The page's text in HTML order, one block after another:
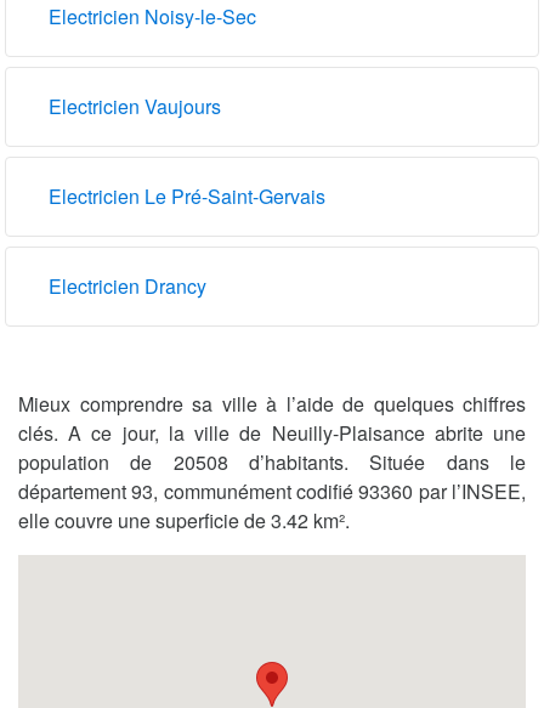
Electricien Noisy-le-Sec
Electricien Vaujours
Electricien Le Pré-Saint-Gervais
Electricien Drancy
Mieux comprendre sa ville à l’aide de quelques chiffres
clés. A ce jour, la ville de Neuilly-Plaisance abrite une
population de 20508 d’habitants. Située dans le
département 93, communément codifié 93360 par l’INSEE,
elle couvre une superficie de 3.42 km².